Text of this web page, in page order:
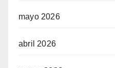
mayo 2026
abril 2026